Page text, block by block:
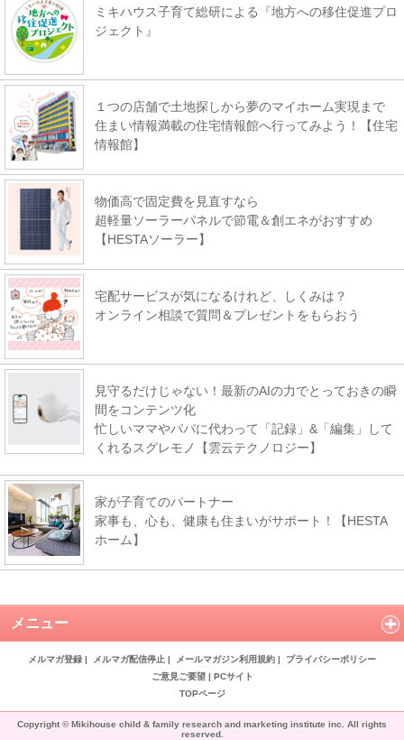
ミキハウス子育て総研による『地方への移住促進プロ
ジェクト』
１つの店舗で土地探しから夢のマイホーム実現まで
住まい情報満載の住宅情報館へ行ってみよう！【住宅
情報館】
物価高で固定費を見直すなら
超軽量ソーラーパネルで節電＆創エネがおすすめ
【HESTAソーラー】
宅配サービスが気になるけれど、しくみは？
オンライン相談で質問＆プレゼントをもらおう
見守るだけじゃない！最新のAIの力でとっておきの瞬
間をコンテンツ化
忙しいママやパパに代わって「記録」&「編集」して
くれるスグレモノ【雲云テクノロジー】
家が子育てのパートナー
家事も、心も、健康も住まいがサポート！【HESTA
ホーム】
メニュー
メルマガ登録 | メルマガ配信停止 | メールマガジン利用規約 | プライバシーポリシー
ご意見ご要望| PCサイト
TOPページ
Copyright © Mikihouse child & family research and marketing institute inc. All rights
reserved.